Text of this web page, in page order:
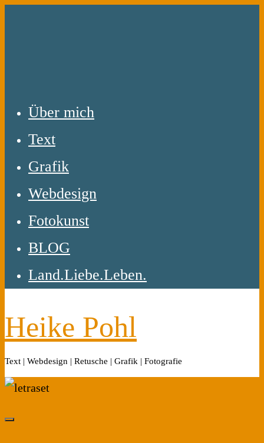
Über mich
Text
Grafik
Webdesign
Fotokunst
BLOG
Land.Liebe.Leben.
Heike Pohl
Text | Webdesign | Retusche | Grafik | Fotografie